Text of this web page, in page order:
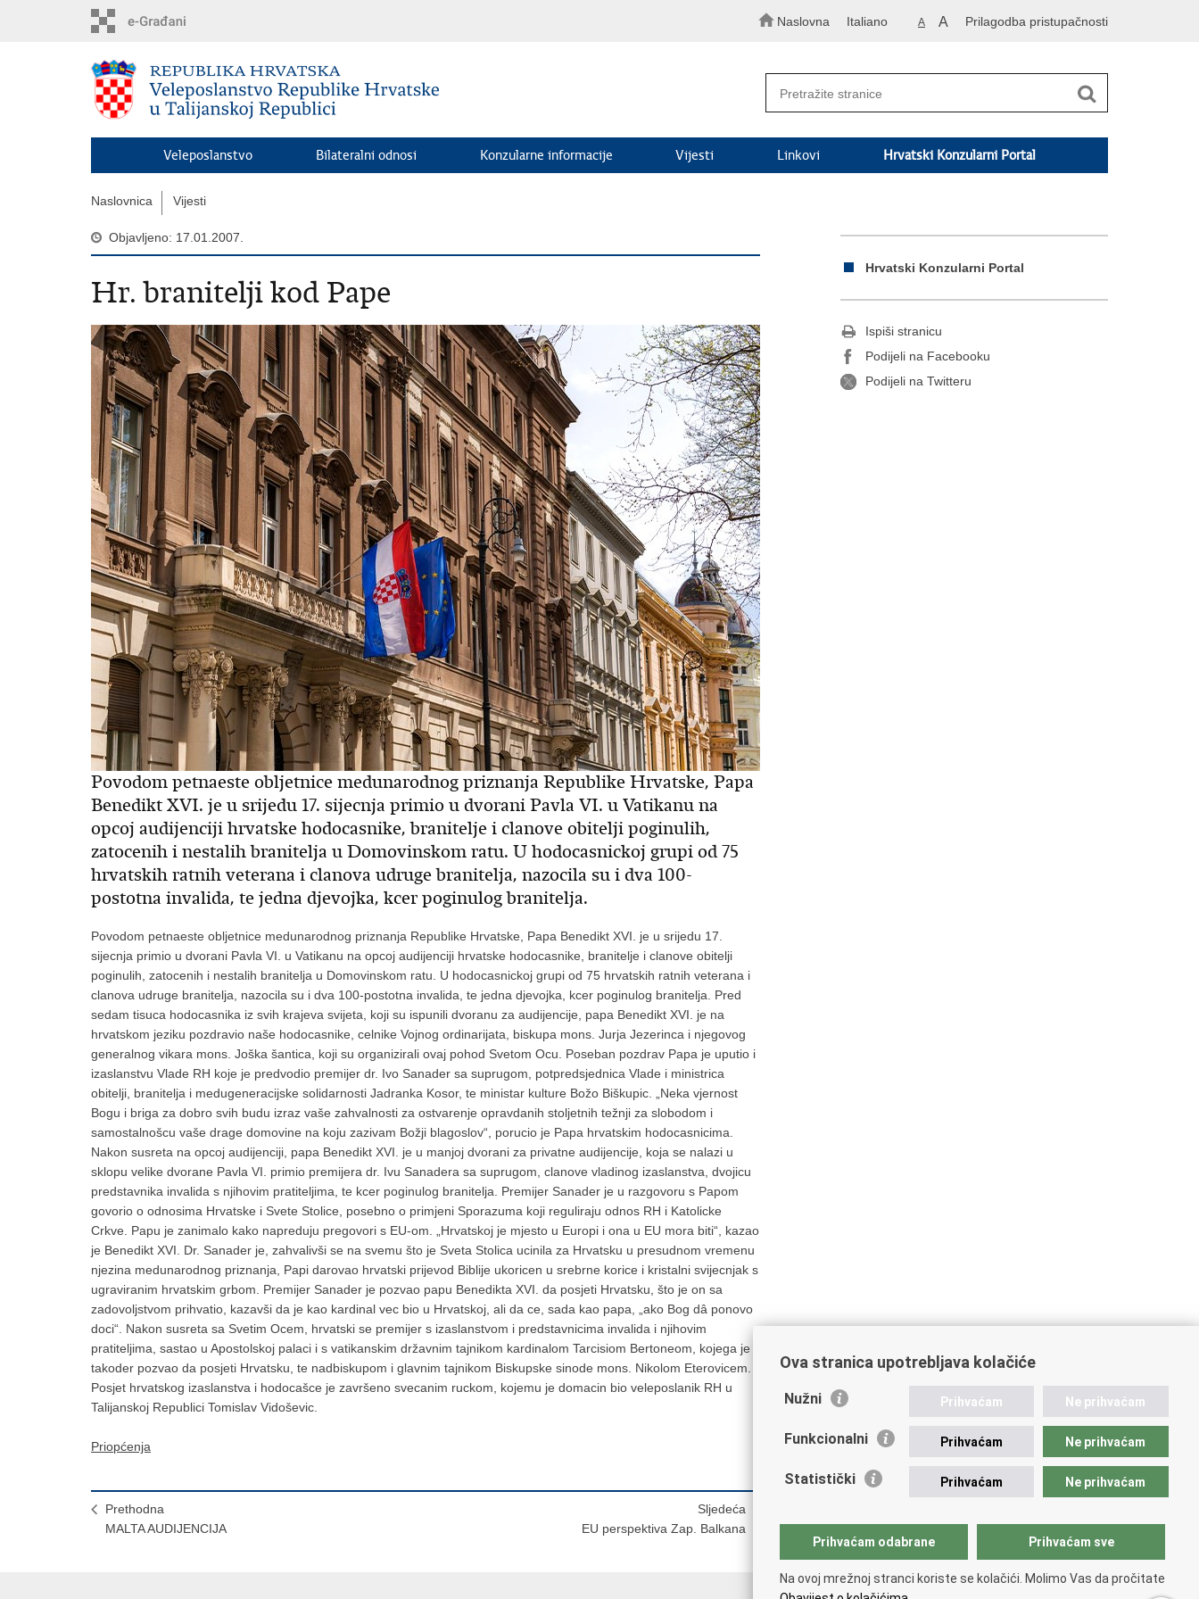
Naslovna Italiano A A Prilagodba pristupačnosti
Veleposlanstvo Bilateralni odnosi Konzularne informacije Vijesti Linkovi Hrvatski Konzularni Portal
Naslovnica Vijesti
Objavljeno: 17.01.2007.
Hr. branitelji kod Pape
Povodom petnaeste obljetnice medunarodnog priznanja Republike Hrvatske, Papa
Benedikt XVI. je u srijedu 17. sijecnja primio u dvorani Pavla VI. u Vatikanu na
opcoj audijenciji hrvatske hodocasnike, branitelje i clanove obitelji poginulih,
zatocenih i nestalih branitelja u Domovinskom ratu. U hodocasnickoj grupi od 75
hrvatskih ratnih veterana i clanova udruge branitelja, nazocila su i dva 100-
postotna invalida, te jedna djevojka, kcer poginulog branitelja.
Povodom petnaeste obljetnice medunarodnog priznanja Republike Hrvatske, Papa Benedikt XVI. je u srijedu 17.
sijecnja primio u dvorani Pavla VI. u Vatikanu na opcoj audijenciji hrvatske hodocasnike, branitelje i clanove obitelji
poginulih, zatocenih i nestalih branitelja u Domovinskom ratu. U hodocasnickoj grupi od 75 hrvatskih ratnih veterana i
clanova udruge branitelja, nazocila su i dva 100-postotna invalida, te jedna djevojka, kcer poginulog branitelja. Pred
sedam tisuca hodocasnika iz svih krajeva svijeta, koji su ispunili dvoranu za audijencije, papa Benedikt XVI. je na
hrvatskom jeziku pozdravio naše hodocasnike, celnike Vojnog ordinarijata, biskupa mons. Jurja Jezerinca i njegovog
generalnog vikara mons. Joška šantica, koji su organizirali ovaj pohod Svetom Ocu. Poseban pozdrav Papa je uputio i
izaslanstvu Vlade RH koje je predvodio premijer dr. Ivo Sanader sa suprugom, potpredsjednica Vlade i ministrica
obitelji, branitelja i medugeneracijske solidarnosti Jadranka Kosor, te ministar kulture Božo Biškupic. „Neka vjernost
Bogu i briga za dobro svih budu izraz vaše zahvalnosti za ostvarenje opravdanih stoljetnih težnji za slobodom i
samostalnošcu vaše drage domovine na koju zazivam Božji blagoslov“, porucio je Papa hrvatskim hodocasnicima.
Nakon susreta na opcoj audijenciji, papa Benedikt XVI. je u manjoj dvorani za privatne audijencije, koja se nalazi u
sklopu velike dvorane Pavla VI. primio premijera dr. Ivu Sanadera sa suprugom, clanove vladinog izaslanstva, dvojicu
predstavnika invalida s njihovim pratiteljima, te kcer poginulog branitelja. Premijer Sanader je u razgovoru s Papom
govorio o odnosima Hrvatske i Svete Stolice, posebno o primjeni Sporazuma koji reguliraju odnos RH i Katolicke
Crkve. Papu je zanimalo kako napreduju pregovori s EU-om. „Hrvatskoj je mjesto u Europi i ona u EU mora biti“, kazao
je Benedikt XVI. Dr. Sanader je, zahvalivši se na svemu što je Sveta Stolica ucinila za Hrvatsku u presudnom vremenu
njezina medunarodnog priznanja, Papi darovao hrvatski prijevod Biblije ukoricen u srebrne korice i kristalni svijecnjak s
ugraviranim hrvatskim grbom. Premijer Sanader je pozvao papu Benedikta XVI. da posjeti Hrvatsku, što je on sa
zadovoljstvom prihvatio, kazavši da je kao kardinal vec bio u Hrvatskoj, ali da ce, sada kao papa, „ako Bog dâ ponovo
doci“. Nakon susreta sa Svetim Ocem, hrvatski se premijer s izaslanstvom i predstavnicima invalida i njihovim
pratiteljima, sastao u Apostolskoj palaci i s vatikanskim državnim tajnikom kardinalom Tarcisiom Bertoneom, kojega je
takoder pozvao da posjeti Hrvatsku, te nadbiskupom i glavnim tajnikom Biskupske sinode mons. Nikolom Eterovicem.
Posjet hrvatskog izaslanstva i hodocašce je završeno svecanim ruckom, kojemu je domacin bio veleposlanik RH u
Talijanskoj Republici Tomislav Vidoševic.
Priopćenja
Prethodna
MALTA AUDIJENCIJA
Sljedeća
EU perspektiva Zap. Balkana
Hrvatski Konzularni Portal
Ispiši stranicu
Podijeli na Facebooku
Podijeli na Twitteru
Ova stranica upotrebljava kolačiće
Nužni Prihvaćam Ne prihvaćam
Funkcionalni Prihvaćam Ne prihvaćam
Statistički Prihvaćam Ne prihvaćam
Prihvaćam odabrane Prihvaćam sve
Na ovoj mrežnoj stranci koriste se kolačići. Molimo Vas da pročitate